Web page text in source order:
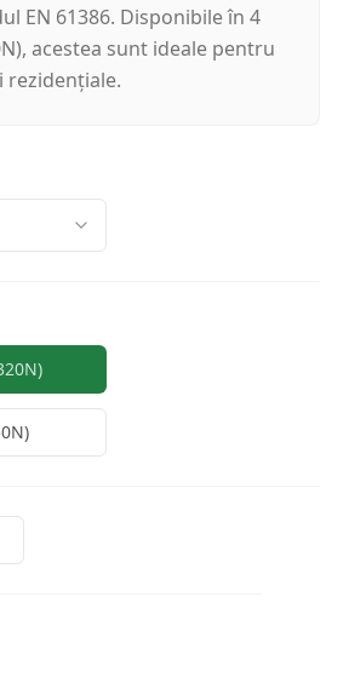
EN 61386. Disponibile în 4
acestea sunt ideale pentru
)
)